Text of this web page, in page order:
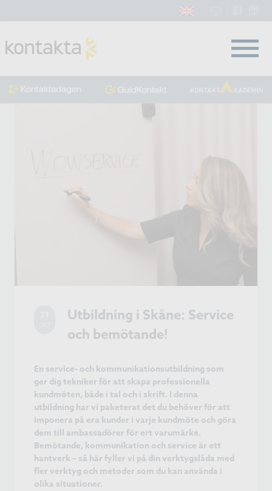
Utbildning i Skåne: Service
och bemötande!
En service- och kommunikationsutbildning som
ger dig tekniker för att skapa professionella
kundmöten, både i tal och i skrift. I denna
utbildning har vi paketerat det du behöver för att
imponera på era kunder i varje kundmöte och göra
dem till ambassadörer för ert varumärke.
Bemötande, kommunikation och service är ett
hantverk – så här fyller vi på din verktygslåda med
fler verktyg och metoder som du kan använda i
olika situationer.